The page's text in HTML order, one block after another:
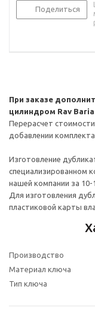
Поделиться
При заказе
цилиндром Rav
Перерасчет
добавлении
Изготовление
специализированном
нашей компании за 10-
Для изготовления
пластиковой карты
Производство
Материал ключа
Тип ключа